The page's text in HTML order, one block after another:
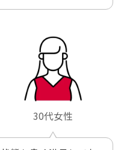
30代女性